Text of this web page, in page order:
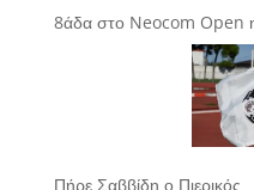
8άδα στο Neocom Open
Πήρε Σαββίδη ο Πιερικός